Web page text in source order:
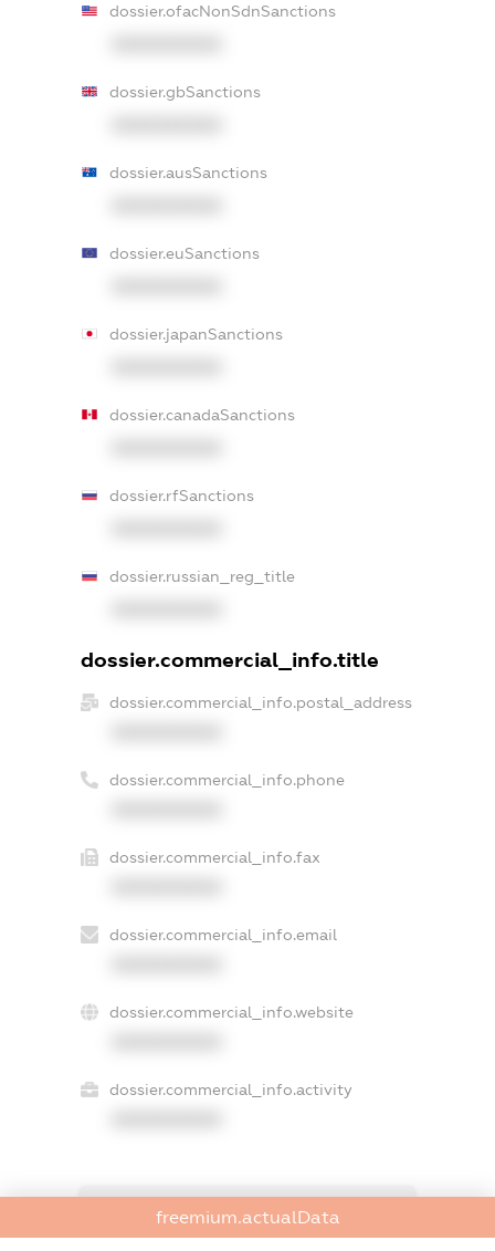
dossier.ofacNonSdnSanctions
dossier.gbSanctions
dossier.ausSanctions
dossier.euSanctions
dossier.japanSanctions
dossier.canadaSanctions
dossier.rfSanctions
dossier.russian_reg_title
dossier.commercial_info.title
dossier.commercial_info.postal_address
dossier.commercial_info.phone
dossier.commercial_info.fax
dossier.commercial_info.email
dossier.commercial_info.website
dossier.commercial_info.activity
freemium.exampleText_1
freemium.exampleText_2
freemium.actualData